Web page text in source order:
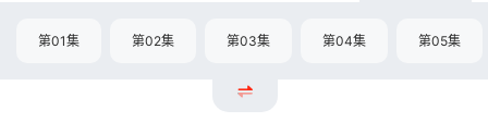
第01集 第02集 第03集 第04集 第05集